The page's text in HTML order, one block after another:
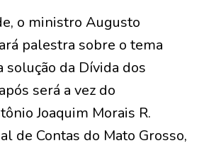
o ministro Augusto
palestra sobre o tema
solução da Dívida dos
será a vez do
Joaquim Morais R.
de Contas do Mato Grosso,